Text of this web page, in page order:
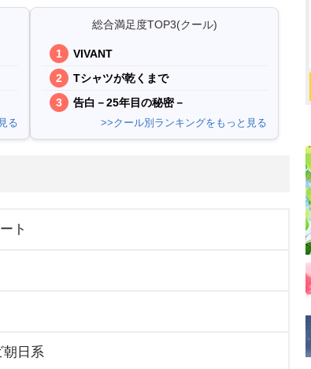
る
総合満足度TOP3(クール)
VIVANT
Tシャツが乾くまで
告白－25年目の秘密－
>>クール別ランキングをもっと見る
ト
朝日系